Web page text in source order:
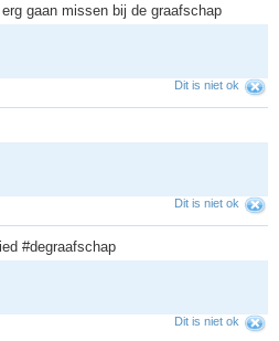
gaan missen bij de graafschap
Dit is niet ok
Dit is niet ok
#degraafschap
Dit is niet ok